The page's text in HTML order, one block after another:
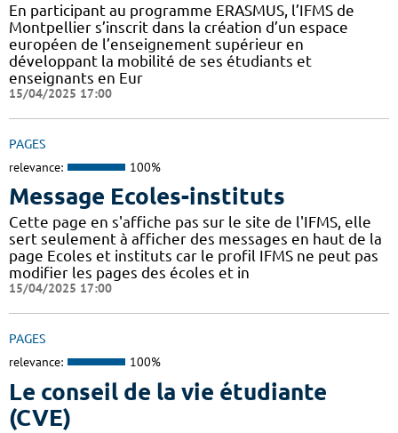
En participant au programme ERASMUS, l’IFMS de
Montpellier s’inscrit dans la création d’un espace
européen de l’enseignement supérieur en
développant la mobilité de ses étudiants et
enseignants en Eur
15/04/2025 17:00
PAGES
relevance: 100%
Message Ecoles-instituts
Cette page en s'affiche pas sur le site de l'IFMS, elle
sert seulement à afficher des messages en haut de la
page Ecoles et instituts car le profil IFMS ne peut pas
modifier les pages des écoles et in
15/04/2025 17:00
PAGES
relevance: 100%
Le conseil de la vie étudiante
(CVE)